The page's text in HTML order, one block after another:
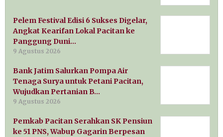
Pelem Festival Edisi 6 Sukses Digelar,
Angkat Kearifan Lokal Pacitan ke
Panggung Duni…
9 Agustus 2026
Bank Jatim Salurkan Pompa Air
Tenaga Surya untuk Petani Pacitan,
Wujudkan Pertanian B…
9 Agustus 2026
Pemkab Pacitan Serahkan SK Pensiun
ke 51 PNS, Wabup Gagarin Berpesan